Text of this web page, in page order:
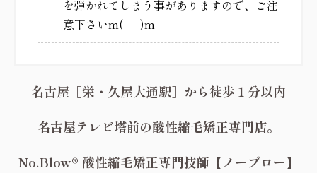
を弾かれてしまう事がありますので、ご注
意下さいm(_ _)m
名古屋［栄・久屋大通駅］から徒歩１分以内
名古屋テレビ塔前の酸性縮毛矯正専門店。
No.Blow® 酸性縮毛矯正専門技師【ノーブロー】